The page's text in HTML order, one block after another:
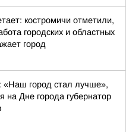
костромичи отметили,
городских и областных
город
«Наш город стал лучше»,
на Дне города губернатор